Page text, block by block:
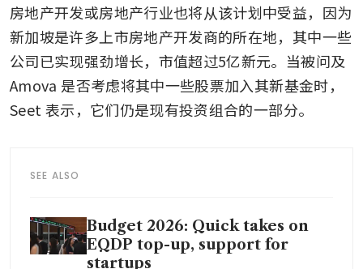
房地产开发或房地产行业也将从该计划中受益，因为
新加坡是许多上市房地产开发商的所在地，其中一些
公司已实现强劲增长，市值超过5亿新元。当被问及
Amova 是否考虑将其中一些股票加入其新基金时，
Seet 表示，它们仍是现有投资组合的一部分。
SEE ALSO
Budget 2026: Quick takes on
EQDP top-up, support for
startups